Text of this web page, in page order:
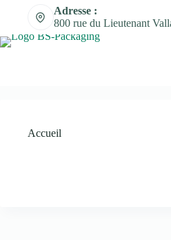
Adresse :
800 rue du Lieutenant
Accueil